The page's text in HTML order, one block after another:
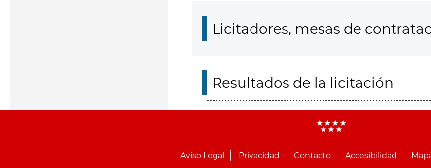
Licitadores, mesas de
Resultados de la licitación
Aviso Legal Privacidad Contacto Accesibilidad